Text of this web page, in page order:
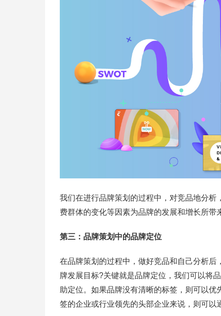
我们在进行品牌策划的过程中，对竞品地分
费群体的变化等因素为品牌的发展和增长所带
第三：品牌策划中的品牌定位
在品牌策划的过程中，做好竞品和自己分析
牌发展目标?关键就是品牌定位，我们可以将
助定位。如果品牌没有清晰的标签，则可以
签的企业或行业领先的头部企业来说，则可以